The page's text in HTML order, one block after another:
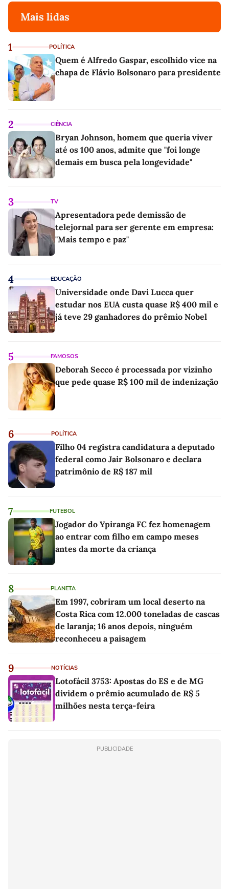
Mais lidas
1 POLÍTICA
Quem é Alfredo Gaspar, escolhido vice na
chapa de Flávio Bolsonaro para presidente
2 CIÊNCIA
Bryan Johnson, homem que queria viver
até os 100 anos, admite que "foi longe
demais em busca pela longevidade"
3 TV
Apresentadora pede demissão de
telejornal para ser gerente em empresa:
"Mais tempo e paz"
4 EDUCAÇÃO
Universidade onde Davi Lucca quer
estudar nos EUA custa quase R$ 400 mil e
já teve 29 ganhadores do prêmio Nobel
5 FAMOSOS
Deborah Secco é processada por vizinho
que pede quase R$ 100 mil de indenização
6 POLÍTICA
Filho 04 registra candidatura a deputado
federal como Jair Bolsonaro e declara
patrimônio de R$ 187 mil
7 FUTEBOL
Jogador do Ypiranga FC fez homenagem
ao entrar com filho em campo meses
antes da morte da criança
8 PLANETA
Em 1997, cobriram um local deserto na
Costa Rica com 12.000 toneladas de cascas
de laranja; 16 anos depois, ninguém
reconheceu a paisagem
9 NOTÍCIAS
Lotofácil 3753: Apostas do ES e de MG
dividem o prêmio acumulado de R$ 5
milhões nesta terça-feira
PUBLICIDADE